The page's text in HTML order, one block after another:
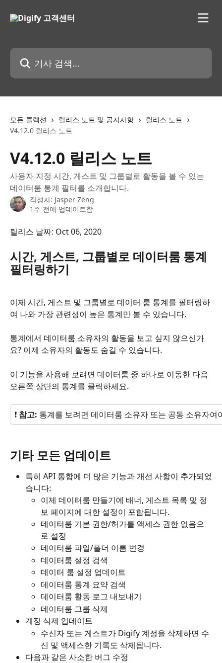
기사 검색...
모든 콜렉션 릴리스 노트 및 공지사항
릴리스 노트
V4.12.0 릴리스 노트
V4.12.0 릴리스 노트
사용자 지정 시간, 게스트 및 그룹별로 활동을 볼 수 있는
데이터룸 통계 필터를 소개합니다.
작성자: Jasper Zeng
1주 전에 업데이트함
릴리스 날짜: Oct 06, 2020
시간, 게스트, 그룹별로 데이터룸 통계
필터링하기
이제 시간, 게스트 및 그룹별로 데이터 룸 통계를 필터링하
여 나와 가장 관련성이 높은 통계만 볼 수 있습니다.
통계에서 데이터룸 소유자의 활동을 보고 싶지 않으신가
요? 이제 소유자의 활동도 숨길 수 있습니다.
이 기능을 사용해 보려면 데이터룸 중 하나로 이동한 다음
오른쪽 상단의 통계를 클릭하세요.
❗ 참고: 통계를 보려면 데이터룸 소유자 또는 공동 소유자여
기타 모든 업데이트
특히 API 통합에 더 많은 기능과 개선 사항이 추가되었
습니다:
이제 데이터룸 만들기에 배너, 게스트 목록 및 정
보 페이지에 대한 설정이 포함됩니다.
데이터룸 기본 권한/허가를 액세스 권한 없음으
로 설정
데이터룸 파일/폴더 이름 변경
데이터룸 설정 검색
데이터 룸 설정 업데이트
데이터룸 통계 요약 검색
데이터룸 활동 로그 내보내기
데이터룸 그룹 삭제
계정 삭제 업데이트
수신자 또는 게스트가 Digify 계정을 삭제하면 수
신 및 액세스한 기록도 삭제됩니다.
다음과 같은 사소한 버그 수정